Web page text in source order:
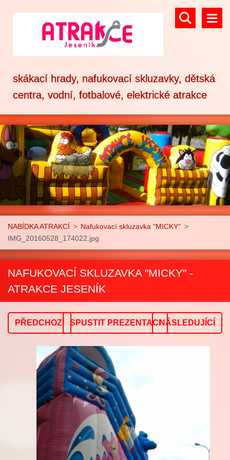
skákací hrady, nafukovací skluzavky, dětská
centra, vodní, fotbalové, elektrické atrakce
NABÍDKA ATRAKCÍ > Nafukovací skluzavka "MICKY" >
IMG_20160528_174022.jpg
NAFUKOVACÍ SKLUZAVKA "MICKY" -
ATRAKCE JESENÍK
PŘEDCHOZÍ SPUSTIT PREZENTACI NÁSLEDUJÍCÍ